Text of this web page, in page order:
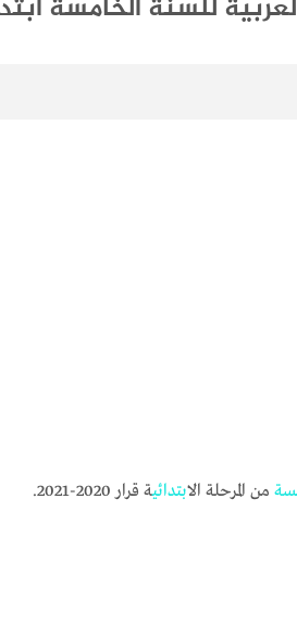
للسنة الخامسة ابتدائي
من المرحلة الابتدائية قرار 2020-2021.